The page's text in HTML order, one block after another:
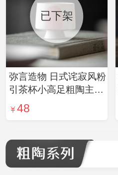
已下架
弥言造物 日式诧寂风粉
引茶杯小高足粗陶主人
杯手绘喝茶杯子单个品
茗杯
48